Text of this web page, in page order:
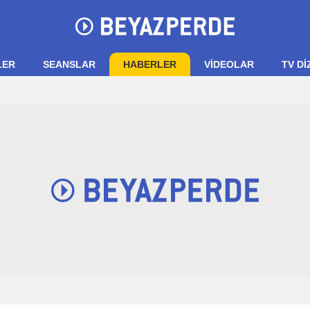
SEANSLAR HABERLER VIDEOLAR TV